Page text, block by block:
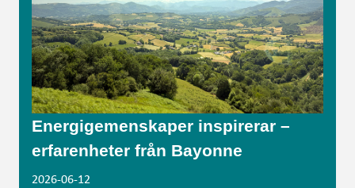
Energigemenskaper inspirerar –
erfarenheter från Bayonne
2026-06-12